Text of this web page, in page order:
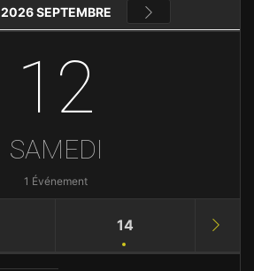
2026 SEPTEMBRE
12
SAMEDI
1 Événement
14